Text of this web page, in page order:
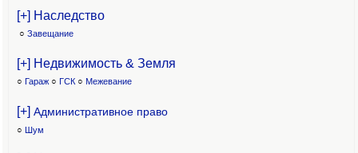
[+] Наследство
○ Завещание
[+] Недвижимость & Земля
○ Гараж ○ ГСК ○ Межевание
[+] Административное право
○ Шум